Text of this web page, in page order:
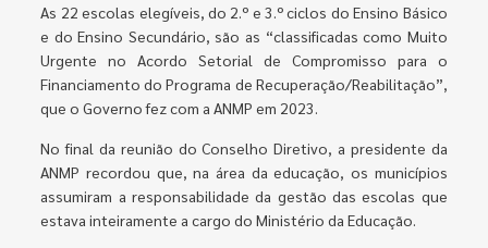
As 22 escolas elegíveis, do 2.º e 3.º ciclos do Ensino Básico
e do Ensino Secundário, são as “classificadas como Muito
Urgente no Acordo Setorial de Compromisso para o
Financiamento do Programa de Recuperação/Reabilitação”,
que o Governo fez com a ANMP em 2023.
No final da reunião do Conselho Diretivo, a presidente da
ANMP recordou que, na área da educação, os municípios
assumiram a responsabilidade da gestão das escolas que
estava inteiramente a cargo do Ministério da Educação.